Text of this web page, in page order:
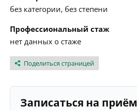
без категории, без степени
Профессиональный стаж
нет данных о стаже
Поделиться страницей
Записаться на приём